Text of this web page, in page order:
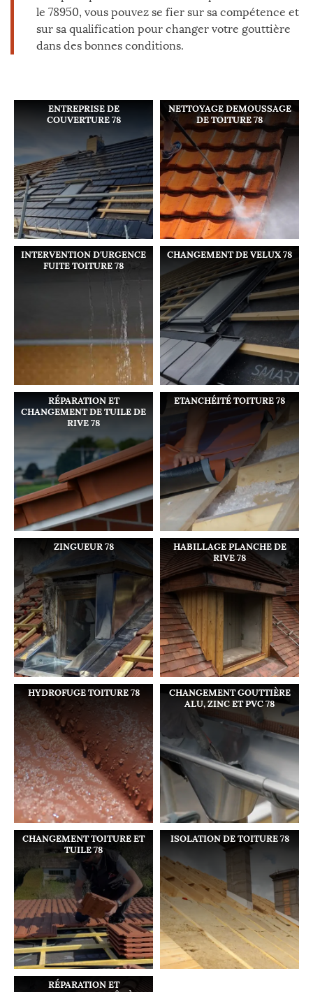
le 78950, vous pouvez se fier sur sa compétence et
sur sa qualification pour changer votre gouttière
dans des bonnes conditions.
ENTREPRISE DE
COUVERTURE 78
NETTOYAGE DEMOUSSAGE
DE TOITURE 78
INTERVENTION D'URGENCE
FUITE TOITURE 78
CHANGEMENT DE VELUX 78
RÉPARATION ET
CHANGEMENT DE TUILE DE
RIVE 78
ETANCHÉITÉ TOITURE 78
ZINGUEUR 78
HABILLAGE PLANCHE DE
RIVE 78
HYDROFUGE TOITURE 78
CHANGEMENT GOUTTIÈRE
ALU, ZINC ET PVC 78
CHANGEMENT TOITURE ET
TUILE 78
ISOLATION DE TOITURE 78
RÉPARATION ET